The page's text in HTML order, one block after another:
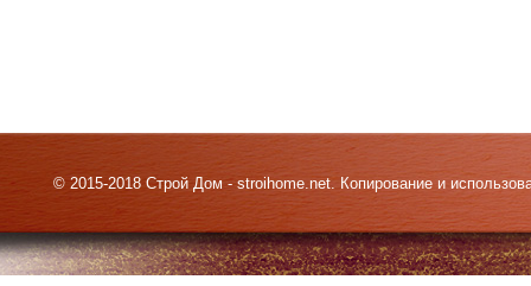
© 2015-2018 Строй Дом - stroihome.net. Копирование и